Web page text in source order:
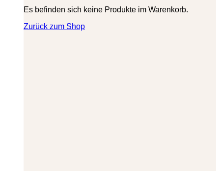
Es befinden sich keine Produkte im Warenkorb.
Zurück zum Shop